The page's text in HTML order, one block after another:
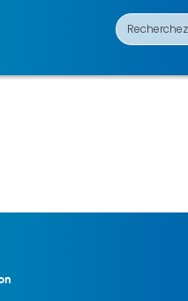
Search
for: